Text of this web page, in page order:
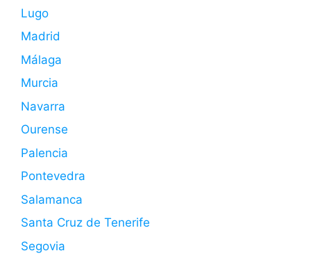
Lugo
Madrid
Málaga
Murcia
Navarra
Ourense
Palencia
Pontevedra
Salamanca
Santa Cruz de Tenerife
Segovia